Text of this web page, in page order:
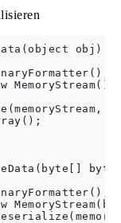
obj)
MemoryStream())